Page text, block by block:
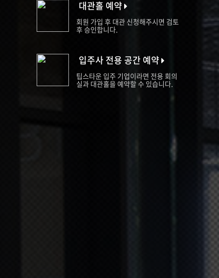
대관홀 예약
회원 가입 후 대관 신청해주시면 검토
후 승인합니다.
입주사 전용 공간 예약
팁스타운 입주 기업이라면 전용 회의
실과 대관홀을 예약할 수 있습니다.